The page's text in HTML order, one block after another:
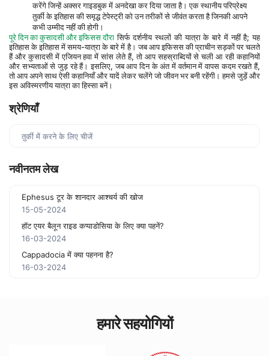
करेंगे जिन्हें अक्सर गाइडबुक में अनदेखा कर दिया जाता है। एक स्थानीय परिप्रेक्ष्य
तुर्की के इतिहास की समृद्ध टेपेस्ट्री को उन तरीकों से जीवंत करता है जिनकी आपने
कभी उम्मीद नहीं की होगी।
पूरे दिन का कुसादसी और इफिसस दौरा सिर्फ दर्शनीय स्थलों की यात्रा के बारे में नहीं है; यह
इतिहास के इतिहास में समय-यात्रा के बारे में है। जब आप इफिसस की प्राचीन सड़कों पर चलते
हैं और कुसादसी में एजियन हवा में सांस लेते हैं, तो आप सहस्राब्दियों से चली आ रही कहानियों
और सभ्यताओं से जुड़ रहे हैं। इसलिए, जब आप दिन के अंत में वर्तमान में वापस कदम रखते हैं,
तो आप अपने साथ ऐसी कहानियाँ और यादें लेकर चलेंगे जो जीवन भर बनी रहेंगी। हमसे जुड़ें और
इस अविस्मरणीय यात्रा का हिस्सा बनें।
श्रेणियाँ
तुर्की में करने के लिए चीजें
नवीनतम लेख
Ephesus टूर के शानदार आश्चर्य की खोज
15-05-2024
हॉट एयर बैलून राइड कप्पाडोसिया के लिए क्या पहनें?
16-03-2024
Cappadocia में क्या पहनना है?
16-03-2024
हमारे सहयोगियों